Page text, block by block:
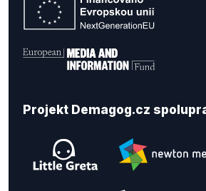
Projekt Demagog.cz